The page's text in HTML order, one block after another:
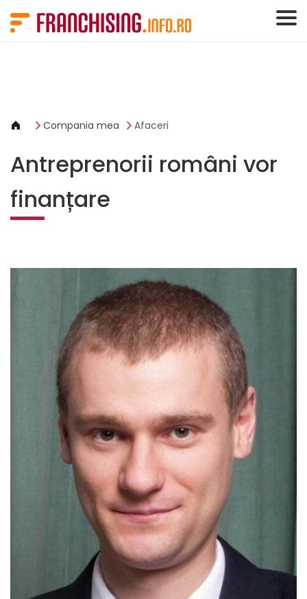
Compania mea Afaceri
Antreprenorii români vor
finanțare